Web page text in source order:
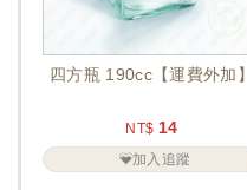
四方瓶 190cc【運費外加】
NT$ 14
加入追蹤